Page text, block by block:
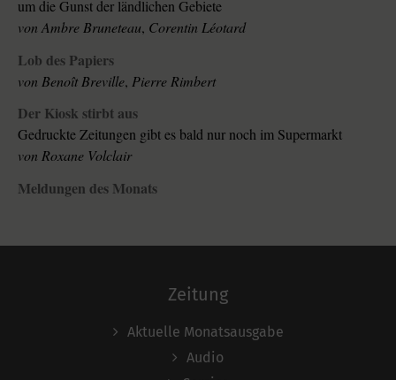
um die Gunst der ländlichen Gebiete
von Ambre Bruneteau, Corentin Léotard
Lob des Papiers
von Benoît Breville, Pierre Rimbert
Der Kiosk stirbt aus
Gedruckte Zeitungen gibt es bald nur noch im Supermarkt
von Roxane Volclair
Meldungen des Monats
Zeitung
Aktuelle Monatsausgabe
Audio